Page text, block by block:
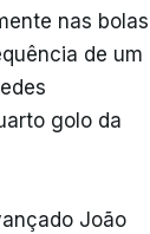
nas bolas
de um
golo da
João